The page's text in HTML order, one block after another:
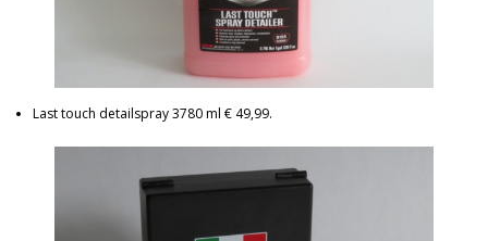
Last touch detailspray 3780 ml € 49,99.